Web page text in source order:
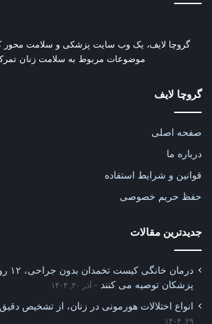
گروچا لایف، یک وب‌ سایت پزشکی و سلامت محور
موضوعات مربوط به سلامت زنان
گروچا لایف
صفحه اصلی
درباره ما
قوانین و شرایط استفاده
حفظ حریم خصوصی
جدیدترین مقالات
پزشکان توصیه می کنند
آذر ۳۰, ۱۴۰۴
انواع اختلالات هورمونی در زنان، از تشخیص
۲۹, ۱۴۰۴